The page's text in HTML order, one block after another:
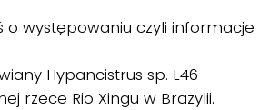
o występowaniu czyli informacje
Hypancistrus sp. L46
rzece Rio Xingu w Brazylii.